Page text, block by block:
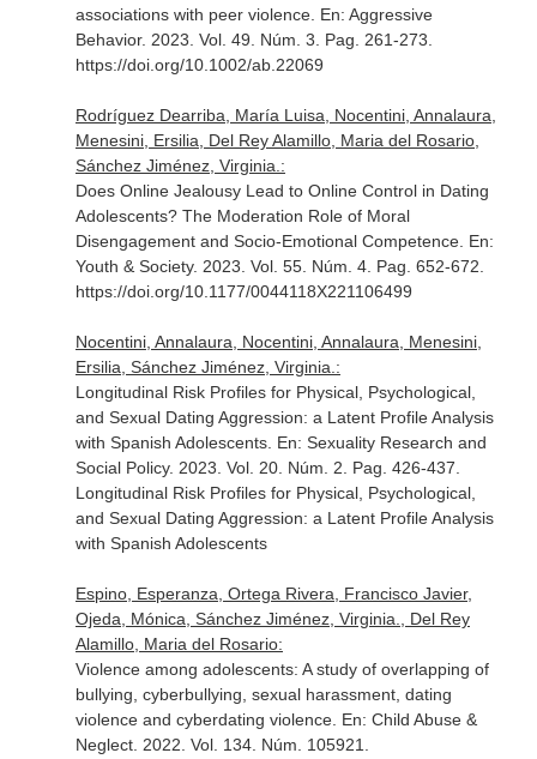
associations with peer violence. En: Aggressive
Behavior. 2023. Vol. 49. Núm. 3. Pag. 261-273.
https://doi.org/10.1002/ab.22069
Rodríguez Dearriba, María Luisa, Nocentini, Annalaura,
Menesini, Ersilia, Del Rey Alamillo, Maria del Rosario,
Sánchez Jiménez, Virginia.:
Does Online Jealousy Lead to Online Control in Dating
Adolescents? The Moderation Role of Moral
Disengagement and Socio-Emotional Competence. En:
Youth & Society. 2023. Vol. 55. Núm. 4. Pag. 652-672.
https://doi.org/10.1177/0044118X221106499
Nocentini, Annalaura, Nocentini, Annalaura, Menesini,
Ersilia, Sánchez Jiménez, Virginia.:
Longitudinal Risk Profiles for Physical, Psychological,
and Sexual Dating Aggression: a Latent Profile Analysis
with Spanish Adolescents. En: Sexuality Research and
Social Policy. 2023. Vol. 20. Núm. 2. Pag. 426-437.
Longitudinal Risk Profiles for Physical, Psychological,
and Sexual Dating Aggression: a Latent Profile Analysis
with Spanish Adolescents
Espino, Esperanza, Ortega Rivera, Francisco Javier,
Ojeda, Mónica, Sánchez Jiménez, Virginia., Del Rey
Alamillo, Maria del Rosario:
Violence among adolescents: A study of overlapping of
bullying, cyberbullying, sexual harassment, dating
violence and cyberdating violence. En: Child Abuse &
Neglect. 2022. Vol. 134. Núm. 105921.